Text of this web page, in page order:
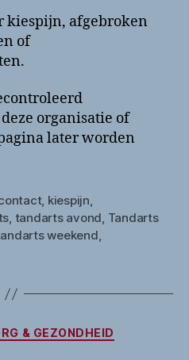
kiespijn, afgebroken
of
organisatie of
later worden
, kiespijn,
, tandarts avond, Tandarts
weekend,
Categorieën
& GEZONDHEID